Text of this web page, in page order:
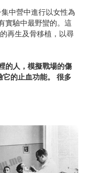
中營中進行以女性為
實驗中最野蠻的。這
再生及骨移植，以尋
的人，模擬戰場的傷
的止血功能。 很多